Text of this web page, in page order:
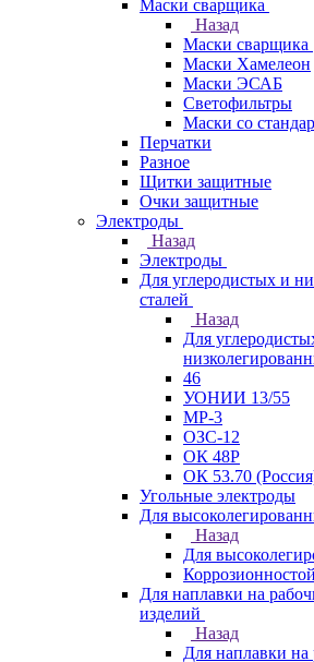
Маски сварщика
Назад
Маски сварщика
Маски Хамелеон
Маски ЭСАБ
Светофильтры
Маски со
Перчатки
Разное
Щитки защитные
Очки защитные
Электроды
Назад
Электроды
Для углеродистых и
сталей
Назад
Для
46
УОНИИ 13/55
МР-3
ОЗС-12
ОК 48Р
ОК 53.70
Угольные электроды
Для
Назад
Для
Для наплавки на
изделий
Назад
Для наплавки на